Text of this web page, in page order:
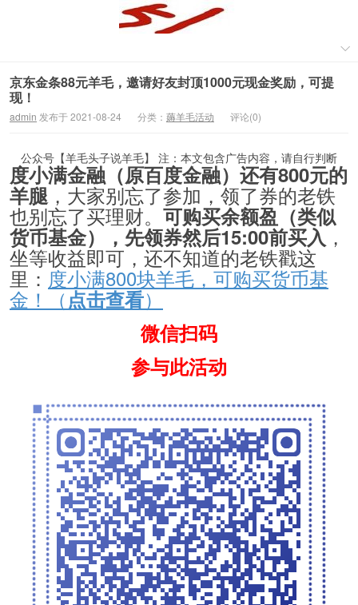
京东金条88元羊毛，邀请好友封顶1000元现金奖励，可提
现！
admin 发布于 2021-08-24 分类： 薅羊毛活动 评论(0)
公众号【羊毛头子说羊毛】 注：本文包含广告内容，请自行判断
度小满金融（原百度金融）还有800元的
羊腿，大家别忘了参加，领了券的老铁
也别忘了买理财。 可购买余额盈（类似
货币基金），先领券然后15:00前买入 ，
坐等收益即可，还不知道的老铁戳这
里： 度小满800块羊毛，可购买货币基
金！（点击查看）
微信扫码
参与此活动